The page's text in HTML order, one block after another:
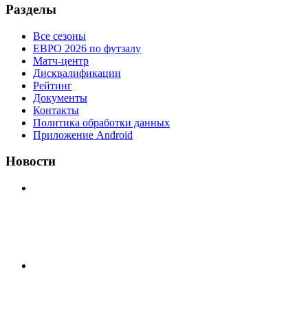
Разделы
Все сезоны
ЕВРО 2026 по футзалу
Матч-центр
Дисквалификации
Рейтинг
Документы
Контакты
Политика обработки данных
Приложение Android
Новости